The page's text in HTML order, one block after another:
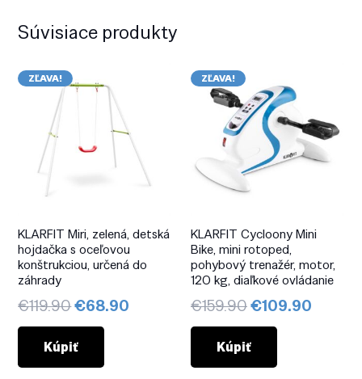
Súvisiace produkty
ZĽAVA!
KLARFIT Miri, zelená, detská
hojdačka s oceľovou
konštrukciou, určená do
záhrady
€119.90Pôvodná
cena
bola:
€119.90.
€68.90 Aktuálna
Kúpiť
ZĽAVA!
KLARFIT Cycloony Mini
Bike, mini rotoped,
pohybový trenažér, motor,
120 kg, diaľkové ovládanie
€159.90Pôvodná
cena
bola:
€159.90.
€109.90
Kúpiť